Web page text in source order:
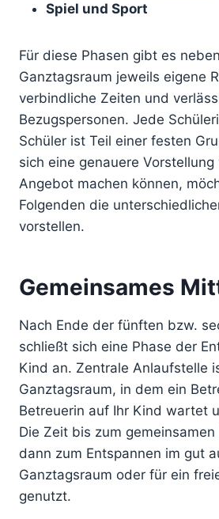
Spiel und Sport
Für diese Phasen gibt es
Ganztagsraum jeweils eigene
verbindliche Zeiten und
Bezugspersonen. Jede
Schüler ist Teil einer festen
sich eine genauere Vorstellung
Angebot machen können,
Folgenden die
vorstellen.
Gemeinsames
Nach Ende der fünften bzw.
schließt sich eine Phase der
Kind an. Zentrale Anlaufstelle
Ganztagsraum, in dem ein
Betreuerin auf Ihr Kind wartet
Die Zeit bis zum
dann zum Entspannen im gut
Ganztagsraum oder für ein
genutzt.